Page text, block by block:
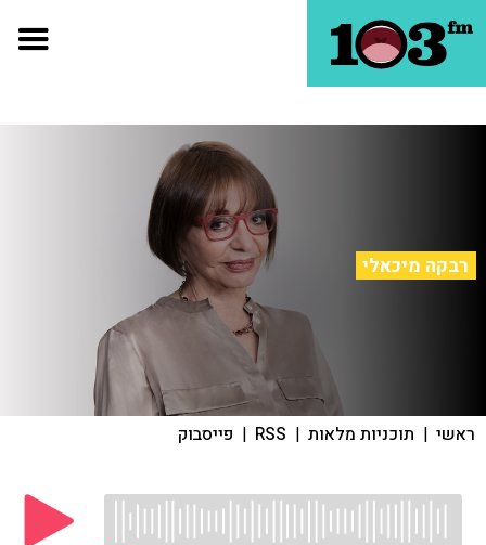
רבקה מיכאלי
ראשי | תוכניות מלאות |
RSS
| פייסבוק